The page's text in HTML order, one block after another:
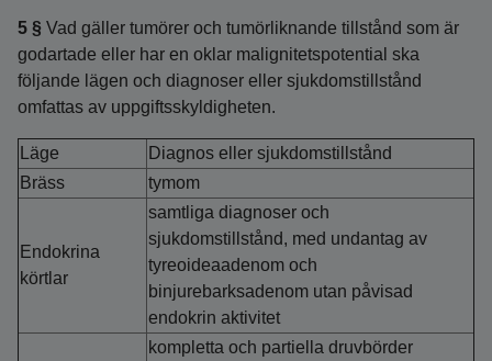
5 § Vad gäller tumörer och tumörliknande tillstånd som är
godartade eller har en oklar malignitetspotential ska
följande lägen och diagnoser eller sjukdomstillstånd
omfattas av uppgiftsskyldigheten.
Läge
Diagnos eller sjukdomstillstånd
Bräss
tymom
Endokrina
körtlar
samtliga diagnoser och
sjukdomstillstånd, med undantag av
tyreoideaadenom och
binjurebarksadenom utan påvisad
endokrin aktivitet
kompletta och partiella druvbörder